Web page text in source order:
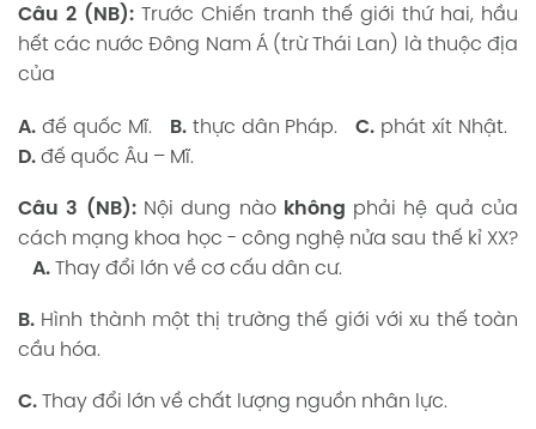
Câu 2 (NB): Trước Chiến tranh thế giới thứ hai, hầu
hết các nước Đông Nam Á (trừ Thái Lan) là thuộc địa
của
A. đế quốc Mĩ. B. thực dân Pháp.C. phát xít Nhật.
D. đế quốc Âu – Mĩ.
Câu 3 (NB): Nội dung nào không phải hệ quả của
cách mạng khoa học - công nghệ nửa sau thế kỉ XX?
A. Thay đổi lớn về cơ cấu dân cư.
B. Hình thành một thị trường thế giới với xu thế toàn
cầu hóa.
C. Thay đổi lớn về chất lượng nguồn nhân lực.